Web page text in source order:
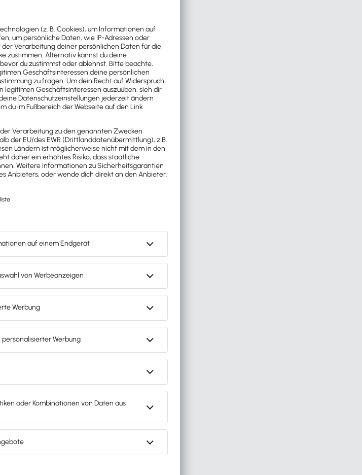
auf Ergebnisse
Unterschied machen
als positiv
in den meisten
Spots“ führen auch dazu,
in der Effektivität der
KI und hybride Arbeit
Faktoren als To-do-Liste
Work-
Office arbeiten können.
sein. Die meisten (satte 57
Arbeiten entscheiden
wird positiv
ihr derzeitiges
als innovativer
keine Flexibilität bieten.